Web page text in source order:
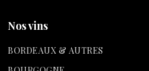
Nos vins
BORDEAUX & AUTRES